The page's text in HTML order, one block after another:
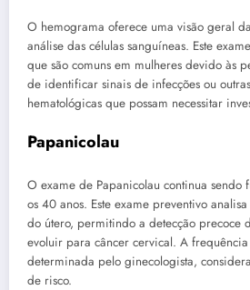
O hemograma oferece uma visão geral
análise das células sanguíneas. Este
que são comuns em mulheres devido às
de identificar sinais de infecções ou
hematológicas que possam necessitar
Papanicolau
O exame de Papanicolau continua sendo
os 40 anos. Este exame preventivo
do útero, permitindo a detecção precoce
evoluir para câncer cervical. A
determinada pelo ginecologista,
de risco.